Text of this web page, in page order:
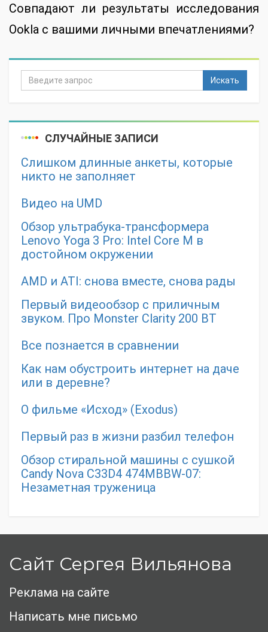
Совпадают ли результаты исследования
Ookla с вашими личными впечатлениями?
Искать
СЛУЧАЙНЫЕ ЗАПИСИ
Слишком длинные анкеты, которые
никто не заполняет
Видео на UMD
Обзор ультрабука-трансформера
Lenovo Yoga 3 Pro: Intel Core M в
достойном окружении
AMD и ATI: снова вместе, снова рады
Первый видеообзор с приличным
звуком. Про Monster Clarity 200 BT
Все познается в сравнении
Как нам обустроить интернет на даче
или в деревне?
О фильме «Исход» (Exodus)
Первый раз в жизни разбил телефон
Обзор стиральной машины с сушкой
Candy Nova C33D4 474MBBW-07:
Незаметная труженица
Сайт Сергея Вильянова
Реклама на сайте
Написать мне письмо